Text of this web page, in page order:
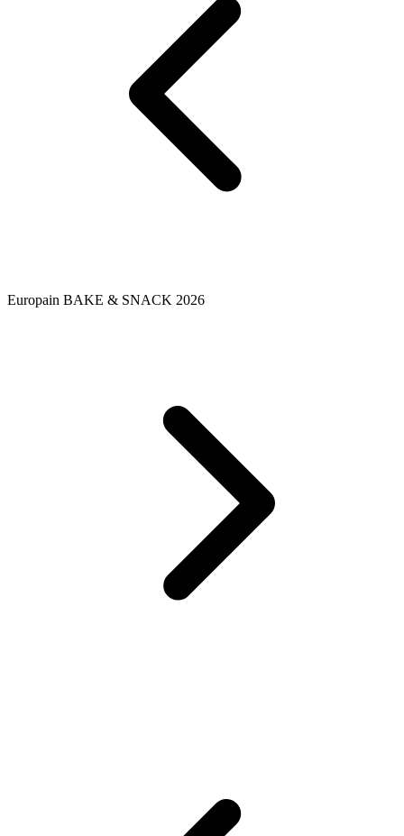
Europain BAKE & SNACK 2026